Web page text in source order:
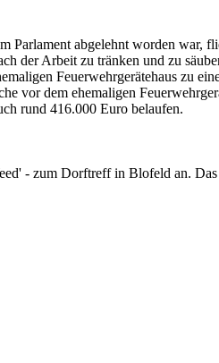
Parlament abgelehnt worden war,
der Arbeit zu tränken und zu
Feuerwehrgerätehaus zu
vor dem ehemaligen
rund 416.000 Euro belaufen.
- zum Dorftreff in Blofeld an.